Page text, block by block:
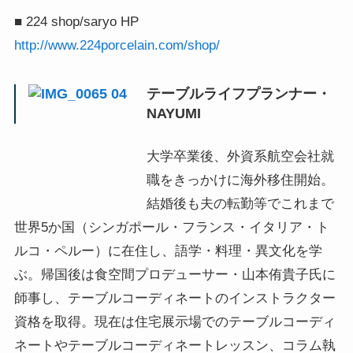
■ 224 shop/saryo HP
http://www.224porcelain.com/shop/
テーブルライフプランナー・
NAYUMI
大学卒業後、外資系航空会社就
職をきっかけに海外移住開始。
結婚後も夫の転勤等でこれまで
世界5か国（シンガポール・フランス・イタリア・ト
ルコ・ペルー）に在住し、語学・料理・異文化を学
ぶ。帰国後は食空間プロデューサー・山本侑貴子氏に
師事し、テーブルコーディネートのインストラクター
資格を取得。現在は住宅展示場でのテーブルコーディ
ネートやテーブルコーディネートレッスン、コラム執